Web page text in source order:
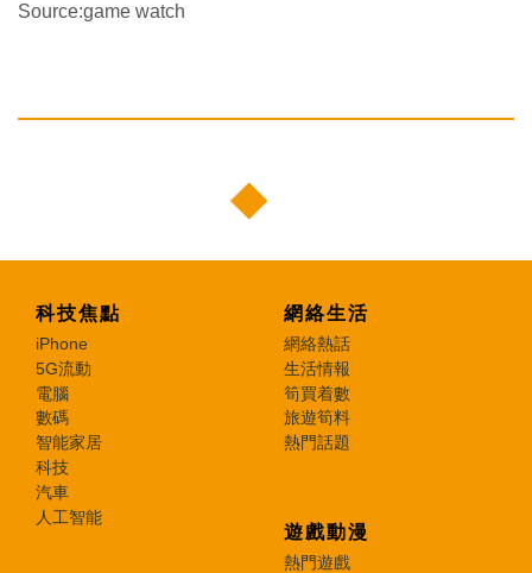
Source:game watch
科技焦點
iPhone
5G流動
電腦
數碼
智能家居
科技
汽車
人工智能
網絡生活
網絡熱話
生活情報
筍買着數
旅遊筍料
熱門話題
遊戲動漫
熱門遊戲